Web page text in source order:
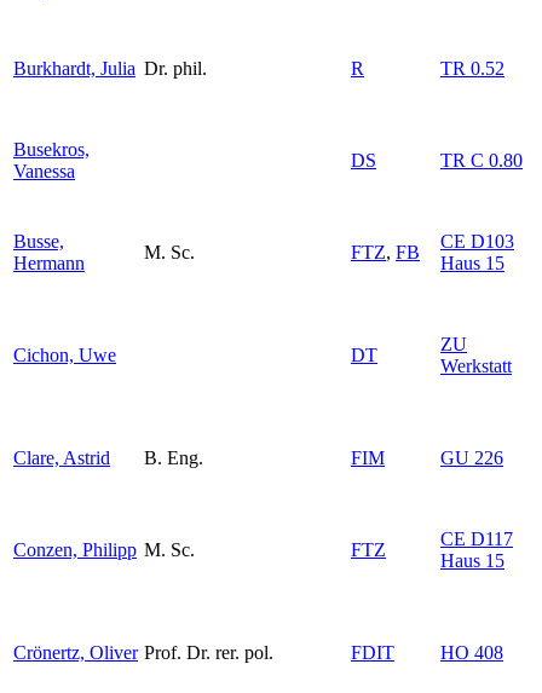
Burkhardt, Julia Dr. phil. R TR 0.52
Busekros,
Vanessa
DS TR C 0.80
Busse,
Hermann
M. Sc. FTZ, FB
CE D103
Haus 15
Cichon, Uwe DT
ZU
Werkstatt
Clare, Astrid B. Eng. FIM GU 226
Conzen, Philipp M. Sc. FTZ
CE D117
Haus 15
Crönertz, Oliver Prof. Dr. rer. pol. FDIT HO 408